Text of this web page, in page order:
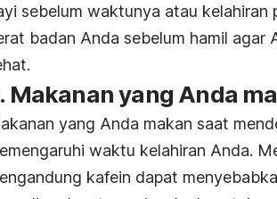
sebelum waktunya atau kelahiran
badan Anda sebelum hamil agar
Makanan yang Anda
yang Anda makan saat
waktu kelahiran Anda.
kafein dapat